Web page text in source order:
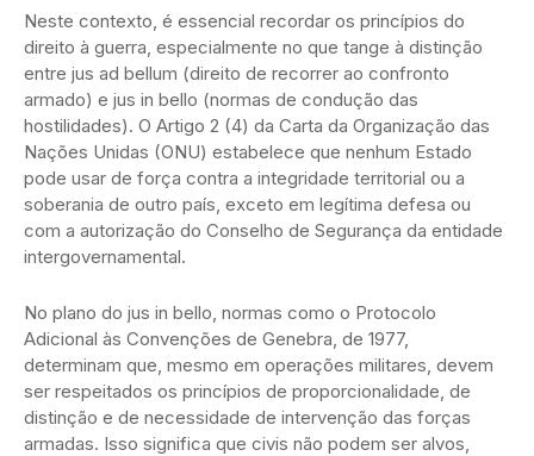
Neste contexto, é essencial recordar os princípios do
direito à guerra, especialmente no que tange à distinção
entre jus ad bellum (direito de recorrer ao confronto
armado) e jus in bello (normas de condução das
hostilidades). O Artigo 2 (4) da Carta da Organização das
Nações Unidas (ONU) estabelece que nenhum Estado
pode usar de força contra a integridade territorial ou a
soberania de outro país, exceto em legítima defesa ou
com a autorização do Conselho de Segurança da entidade
intergovernamental.
No plano do jus in bello, normas como o Protocolo
Adicional às Convenções de Genebra, de 1977,
determinam que, mesmo em operações militares, devem
ser respeitados os princípios de proporcionalidade, de
distinção e de necessidade de intervenção das forças
armadas. Isso significa que civis não podem ser alvos,